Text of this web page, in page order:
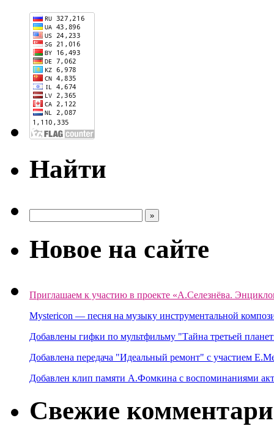
Найти
Новое на сайте
Приглашаем к участию в проекте «А.Селезнёва.
Mystericon — песня на музыку инструментальной
Добавлены гифки по мультфильму "Тайна третьей
Добавлена передача "Идеальный ремонт" с участием
Добавлен клип памяти А.Фомкина с воспоминаниями
Свежие